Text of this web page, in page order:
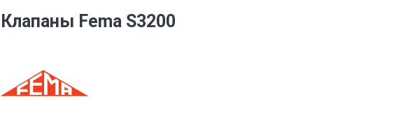
Клапаны Fema S3200